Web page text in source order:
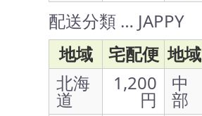
配送分類 … JAPPY
地域
宅配便 地域
北海
道
1,200
円
中
部